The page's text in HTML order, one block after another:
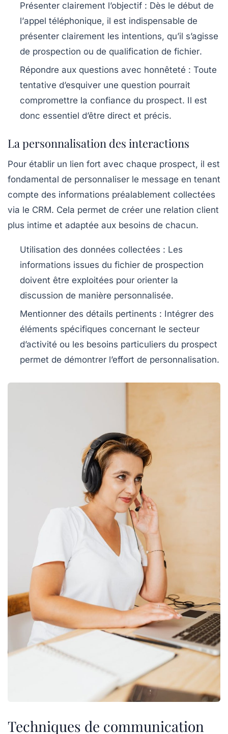
Présenter clairement l’objectif : Dès le début de
l’appel téléphonique, il est indispensable de
présenter clairement les intentions, qu’il s’agisse
de prospection ou de qualification de fichier.
Répondre aux questions avec honnêteté : Toute
tentative d’esquiver une question pourrait
compromettre la confiance du prospect. Il est
donc essentiel d’être direct et précis.
La personnalisation des interactions
Pour établir un lien fort avec chaque prospect, il est
fondamental de personnaliser le message en tenant
compte des informations préalablement collectées
via le CRM. Cela permet de créer une relation client
plus intime et adaptée aux besoins de chacun.
Utilisation des données collectées : Les
informations issues du fichier de prospection
doivent être exploitées pour orienter la
discussion de manière personnalisée.
Mentionner des détails pertinents : Intégrer des
éléments spécifiques concernant le secteur
d’activité ou les besoins particuliers du prospect
permet de démontrer l’effort de personnalisation.
Techniques de communication